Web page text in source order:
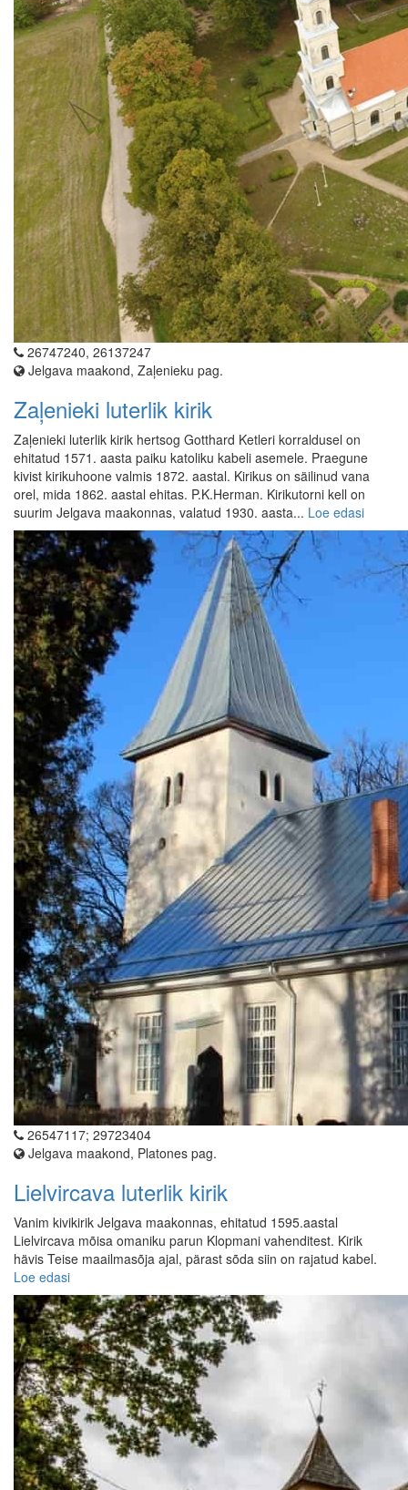
26747240, 26137247
Jelgava maakond, Zaļenieku pag.
Zaļenieki luterlik kirik
Zaļenieki luterlik kirik hertsog Gotthard Ketleri korraldusel on
ehitatud 1571. aasta paiku katoliku kabeli asemele. Praegune
kivist kirikuhoone valmis 1872. aastal. Kirikus on säilinud vana
orel, mida 1862. aastal ehitas. P.K.Herman. Kirikutorni kell on
suurim Jelgava maakonnas, valatud 1930. aasta... Loe edasi
26547117; 29723404
Jelgava maakond, Platones pag.
Lielvircava luterlik kirik
Vanim kivikirik Jelgava maakonnas, ehitatud 1595.aastal
Lielvircava mõisa omaniku parun Klopmani vahenditest. Kirik
hävis Teise maailmasõja ajal, pärast sõda siin on rajatud kabel.
Loe edasi